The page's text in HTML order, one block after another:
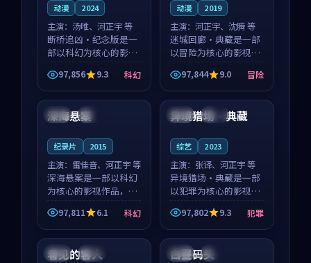
动漫 2024
主演： 汤唯、河正宇 等
断桥追凶·纪念版是一
部以科幻为核心的影视
作品，围绕危机、反转
与人物成长展开，整体
节奏紧凑，值得推荐观
看。
97,856 9.3 科幻
动漫 2019
主演： 河正宇、沈腾 等
迷城回廊·典藏是一部
以冒险为核心的影视作
品，围绕危机、反转与
人物成长展开，整体节
奏紧凑，值得推荐观
看。
97,844 9.0 冒险
日本 杜比
深海悬案
纪录片 2015
主演： 雷佳音、河正宇 等
深海悬案是一部以科幻
为核心的影视作品，围
绕危机、反转与人物成
长展开，整体节奏紧
凑，值得推荐观看。
97,811 6.1 科幻
日本 杜比
异境猎场·典藏
综艺 2023
主演： 张译、河正宇 等
异境猎场·典藏是一部
以犯罪为核心的影视作
品，围绕危机、反转与
人物成长展开，整体节
奏紧凑，值得推荐观
看。
97,802 9.3 犯罪
泰国 完结
看见的客人 中国 院线
白昼码头